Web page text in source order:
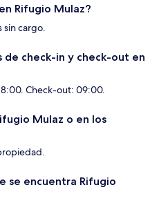
Rifugio Mulaz?
sin cargo.
de check-in y check-out en
Check-out: 09:00.
Mulaz o en los
se encuentra Rifugio